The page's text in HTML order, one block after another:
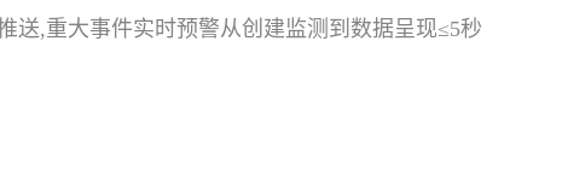
送,重大事件实时预警从创建监测到数据呈现≤5秒